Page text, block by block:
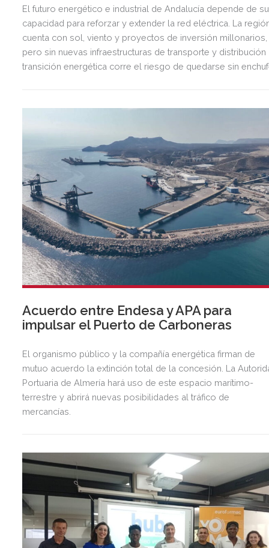
El futuro energético e industrial de Andalucía depende de su
capacidad para reforzar y extender la red eléctrica. La
cuenta con sol, viento y proyectos de inversión millonarios,
pero sin nuevas infraestructuras de transporte y distribución
transición energética corre el riesgo de quedarse sin
Acuerdo entre Endesa y APA para
impulsar el Puerto de Carboneras
El organismo público y la compañía energética firman de
mutuo acuerdo la extinción total de la concesión. La
Portuaria de Almería hará uso de este espacio marítimo-
terrestre y abrirá nuevas posibilidades al tráfico de
mercancías.